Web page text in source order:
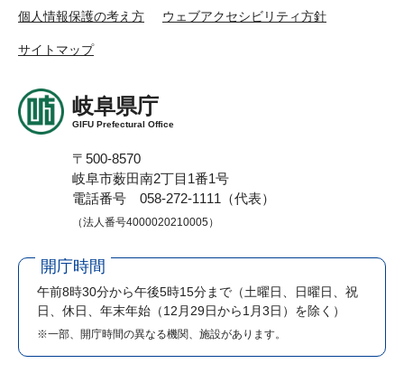
個人情報保護の考え方 ウェブアクセシビリティ方針
サイトマップ
岐阜県庁
GIFU Prefectural Office
〒500-8570
岐阜市薮田南2丁目1番1号
電話番号 058-272-1111（代表）
（法人番号4000020210005）
開庁時間
午前8時30分から午後5時15分まで （土曜日、日曜日、祝
日、休日、年末年始（12月29日から1月3日）を除く）
※一部、開庁時間の異なる機関、施設があります。